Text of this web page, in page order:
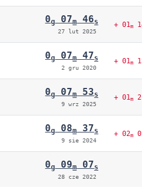
0g 07m 46s
27 lut 2025
+ 01m
0g 07m 47s
2 gru 2020
+ 01m
0g 07m 53s
9 wrz 2025
+ 01m
0g 08m 37s
9 sie 2024
+ 02m
0g 09m 07s
28 cze 2022